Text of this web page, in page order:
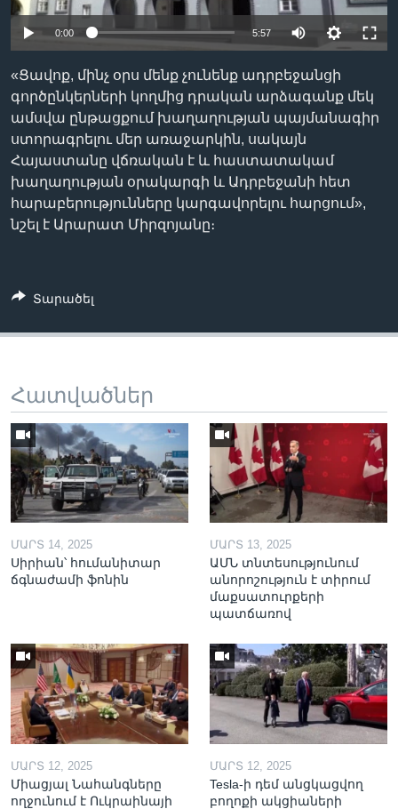
0:00 5:57
«Ցավոք, մինչ օրս մենք չունենք ադրբեջանցի
գործընկերների կողմից դրական արձագանք մեկ
ամսվա ընթացքում խաղաղության պայմանագիր
ստորագրելու մեր առաջարկին, սակայն
Հայաստանը վճռական է և հաստատակամ
խաղաղության օրակարգի և Ադրբեջանի հետ
հարաբերությունները կարգավորելու հարցում»,
նշել է Արարատ Միրզոյանը։
Տարածել
Հատվածներ
ՄԱՐՏ 14, 2025
Սիրիան՝ հումանիտար
ճգնաժամի ֆոնին
ՄԱՐՏ 13, 2025
ԱՄՆ տնտեսությունում
անորոշություն է տիրում
մաքսատուրքերի
պատճառով
ՄԱՐՏ 12, 2025
Միացյալ Նահանգները
ողջունում է Ուկրաինայի
ՄԱՐՏ 12, 2025
Tesla-ի դեմ անցկացվող
բողոքի ակցիաների